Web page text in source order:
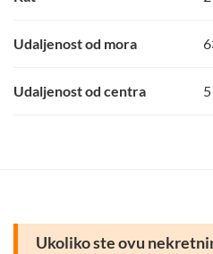
Udaljenost od mora
Udaljenost od centra
Ukoliko ste ovu